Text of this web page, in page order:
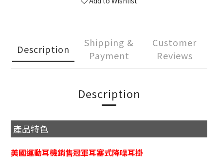
Description
Shipping &
Payment
Customer
Reviews
Description
產品特色
美國運動耳機銷售冠軍耳塞式降噪耳掛